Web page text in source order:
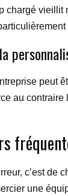
chargé vieillit
peut
au contraire
c’est de
une